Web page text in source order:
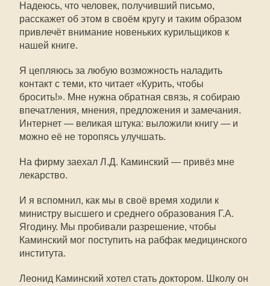
Надеюсь, что человек, получивший письмо,
расскажет об этом в своём кругу и таким образом
привлечёт внимание новеньких курильщиков к
нашей книге.
Я цепляюсь за любую возможность наладить
контакт с теми, кто читает «Курить, чтобы
бросить!». Мне нужна обратная связь, я собираю
впечатления, мнения, предложения и замечания.
Интернет — великая штука: выложили книгу — и
можно её не торопясь улучшать.
На фирму заехал Л.Д. Каминский — привёз мне
лекарство.
И я вспомнил, как мы в своё время ходили к
министру высшего и среднего образования Г.А.
Ягодину. Мы пробивали разрешение, чтобы
Каминский мог поступить на рабфак медицинского
института.
Леонид Каминский хотел стать доктором. Школу он